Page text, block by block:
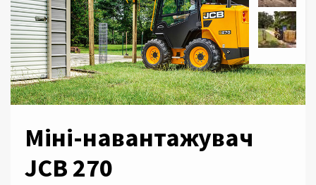
Міні-навантажувач
JCB 270